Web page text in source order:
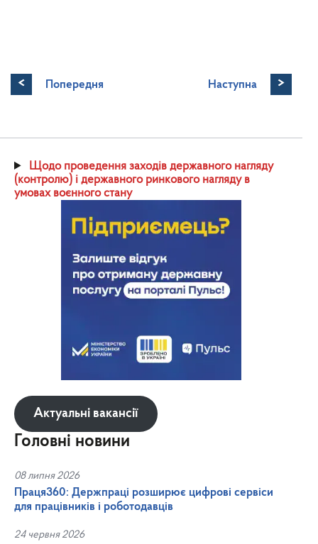
< Попередня Наступна >
Щодо проведення заходів державного нагляду
(контролю) і державного ринкового нагляду в
умовах воєнного стану
Актуальні вакансії
Головні новини
08 липня 2026
Праця360: Держпраці розширює цифрові сервіси
для працівників і роботодавців
24 червня 2026